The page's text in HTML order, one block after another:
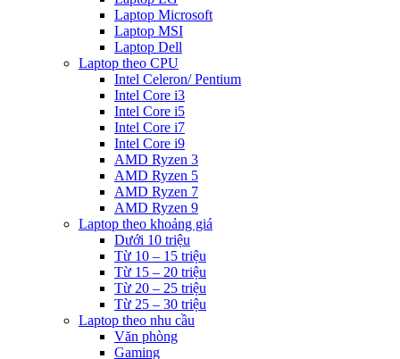
Laptop Microsoft
Laptop MSI
Laptop Dell
Laptop theo CPU
Intel Celeron/ Pentium
Intel Core i3
Intel Core i5
Intel Core i7
Intel Core i9
AMD Ryzen 3
AMD Ryzen 5
AMD Ryzen 7
AMD Ryzen 9
Laptop theo khoảng giá
Dưới 10 triệu
Từ 10 – 15 triệu
Từ 15 – 20 triệu
Từ 20 – 25 triệu
Từ 25 – 30 triệu
Laptop theo nhu cầu
Văn phòng
Gaming